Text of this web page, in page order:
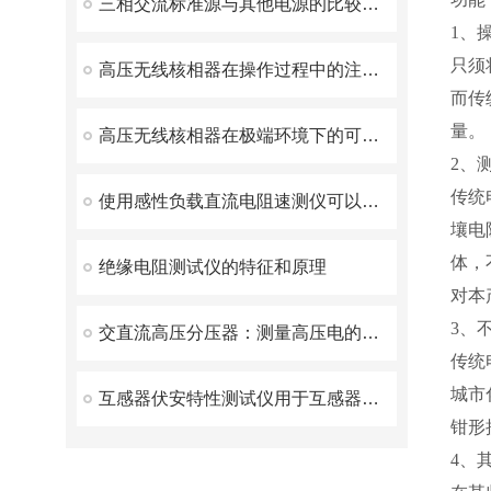
三相交流标准源与其他电源的比较分析
高压无线核相器在操作过程中的注意事项
高压无线核相器在极端环境下的可靠性和稳定性表现
使用感性负载直流电阻速测仪可以简化测试步骤
绝缘电阻测试仪的特征和原理
交直流高压分压器：测量高压电的关键设备
互感器伏安特性测试仪用于互感器铁芯质量检查与短路监测
1、
只
而传
量。
2、
传统
壤电
体，
对本
3、
传统
城市
钳形
4、